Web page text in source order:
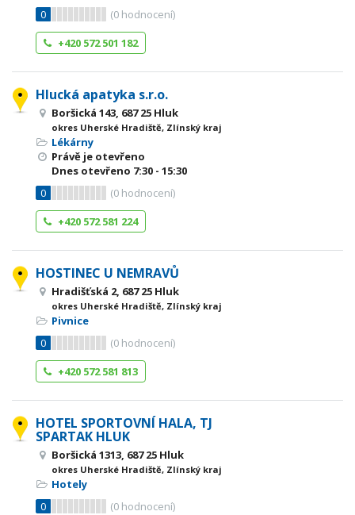
0
(0 hodnocení)
+420 572 501 182
Hlucká apatyka s.r.o.
Boršická 143, 687 25 Hluk
okres Uherské Hradiště, Zlínský kraj
Lékárny
Právě je otevřeno
Dnes otevřeno 7:30 - 15:30
0
(0 hodnocení)
+420 572 581 224
HOSTINEC U NEMRAVŮ
Hradišťská 2, 687 25 Hluk
okres Uherské Hradiště, Zlínský kraj
Pivnice
0
(0 hodnocení)
+420 572 581 813
HOTEL SPORTOVNÍ HALA, TJ
SPARTAK HLUK
Boršická 1313, 687 25 Hluk
okres Uherské Hradiště, Zlínský kraj
Hotely
0
(0 hodnocení)